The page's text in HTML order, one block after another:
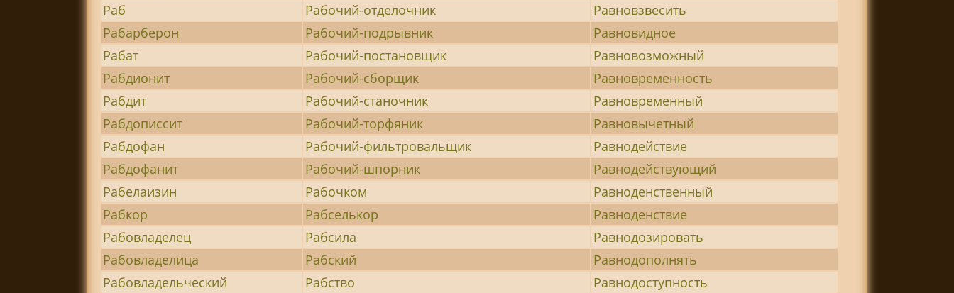
Раб
Рабочий-отделочник
Равновзвесить
Рабарберон
Рабочий-подрывник
Равновидное
Рабат
Рабочий-постановщик
Равновозможный
Рабдионит
Рабочий-сборщик
Равновременность
Рабдит
Рабочий-станочник
Равновременный
Рабдописсит
Рабочий-торфяник
Равновычетный
Рабдофан
Рабочий-фильтровальщик
Равнодействие
Рабдофанит
Рабочий-шпорник
Равнодействующий
Рабелаизин
Рабочком
Равноденственный
Рабкор
Рабселькор
Равноденствие
Рабовладелец
Рабсила
Равнодозировать
Рабовладелица
Рабский
Равнодополнять
Рабовладельческий
Рабство
Равнодоступность